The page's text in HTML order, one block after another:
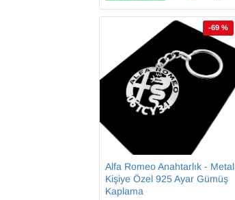
-69 %
Alfa Romeo Anahtarlık - Metal
Kişiye Özel 925 Ayar Gümüş
Kaplama